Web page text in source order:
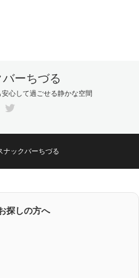
バーちづる
心して過ごせる静かな空間
ナックバーちづる
探しの方へ